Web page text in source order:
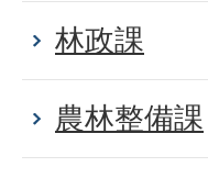
林政課
農林整備課